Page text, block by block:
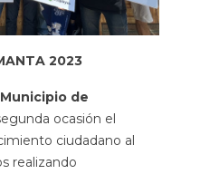
2023
Municipio de
ocasión el
ciudadano al
realizando